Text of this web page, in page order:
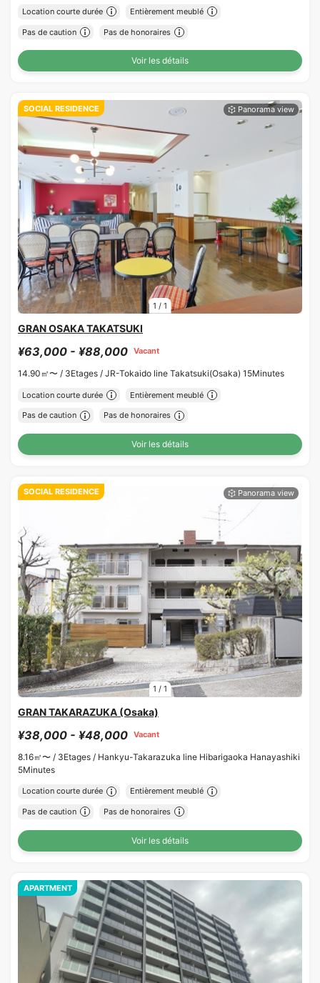
Location courte durée Entièrement meublé
Pas de caution Pas de honoraires
Voir les détails
1 / 1
SOCIAL RESIDENCE
GRAN OSAKA TAKATSUKI
¥63,000 - ¥88,000 Vacant
14.90㎡〜 / 3Etages / JR-Tokaido line Takatsuki(Osaka) 15Minutes
Location courte durée Entièrement meublé
Pas de caution Pas de honoraires
Voir les détails
1 / 1
SOCIAL RESIDENCE
GRAN TAKARAZUKA (Osaka)
¥38,000 - ¥48,000 Vacant
8.16㎡〜 / 3Etages / Hankyu-Takarazuka line Hibarigaoka Hanayashiki
5Minutes
Location courte durée Entièrement meublé
Pas de caution Pas de honoraires
Voir les détails
APARTMENT